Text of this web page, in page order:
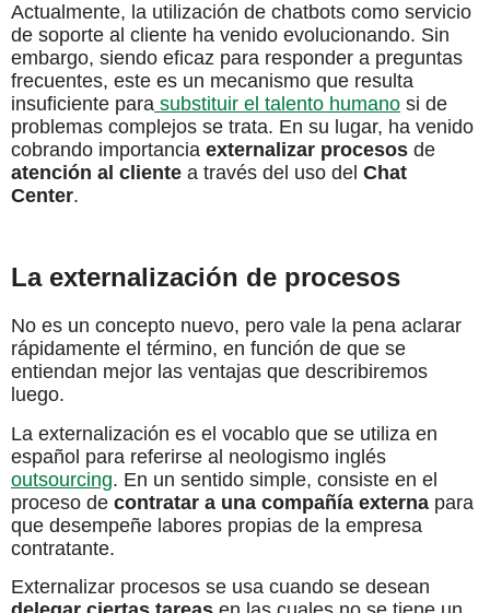
Actualmente, la utilización de chatbots como servicio
de soporte al cliente ha venido evolucionando. Sin
embargo, siendo eficaz para responder a preguntas
frecuentes, este es un mecanismo que resulta
insuficiente para substituir el talento humano si de
problemas complejos se trata. En su lugar, ha venido
cobrando importancia externalizar procesos de
atención al cliente a través del uso del Chat
Center.
La externalización de procesos
No es un concepto nuevo, pero vale la pena aclarar
rápidamente el término, en función de que se
entiendan mejor las ventajas que describiremos
luego.
La externalización es el vocablo que se utiliza en
español para referirse al neologismo inglés
outsourcing. En un sentido simple, consiste en el
proceso de contratar a una compañía externa para
que desempeñe labores propias de la empresa
contratante.
Externalizar procesos se usa cuando se desean